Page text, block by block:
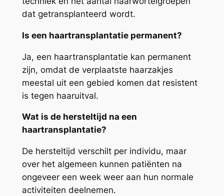
dat getransplanteerd wordt.
Is een haartransplantatie permanent?
Ja, een haartransplantatie kan permanent
zijn, omdat de verplaatste haarzakjes
meestal uit een gebied komen dat resistent
is tegen haaruitval.
Wat is de hersteltijd na een
haartransplantatie?
De hersteltijd verschilt per individu, maar
over het algemeen kunnen patiënten na
ongeveer een week weer aan hun normale
activiteiten deelnemen.